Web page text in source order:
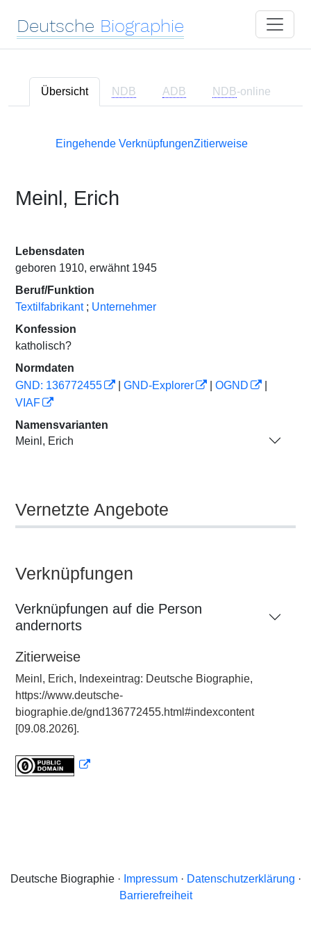
Deutsche Biographie
Übersicht NDB ADB NDB-online
Eingehende VerknüpfungenZitierweise
Meinl, Erich
Lebensdaten
geboren 1910, erwähnt 1945
Beruf/Funktion
Textilfabrikant ; Unternehmer
Konfession
katholisch?
Normdaten
GND: 136772455
GND-Explorer OGND
VIAF
Namensvarianten
Meinl, Erich
Vernetzte Angebote
Verknüpfungen
Verknüpfungen auf die Person
andernorts
Zitierweise
Meinl, Erich, Indexeintrag: Deutsche Biographie,
https://www.deutsche-
biographie.de/gnd136772455.html#indexcontent
[09.08.2026].
Deutsche Biographie · Impressum· Datenschutzerklärung ·
Barrierefreiheit